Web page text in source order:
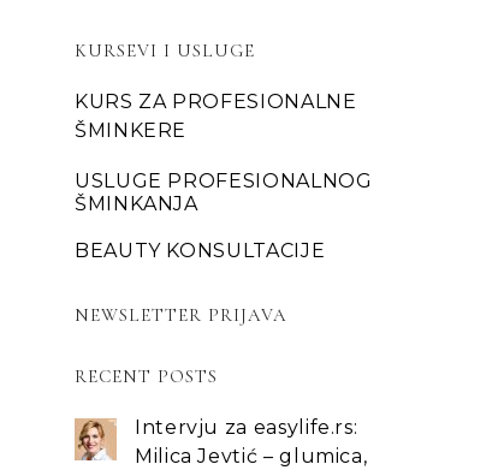
KURSEVI I USLUGE
KURS ZA PROFESIONALNE
ŠMINKERE
USLUGE PROFESIONALNOG
ŠMINKANJA
BEAUTY KONSULTACIJE
NEWSLETTER PRIJAVA
RECENT POSTS
Intervju za easylife.rs:
Milica Jevtić – glumica,